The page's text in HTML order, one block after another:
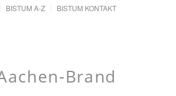
BISTUM A-Z BISTUM KONTAKT
Brand